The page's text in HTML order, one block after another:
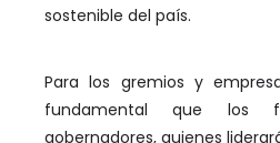
sostenible del país.
Para los gremios y
fundamental que los
gobernadores, quienes